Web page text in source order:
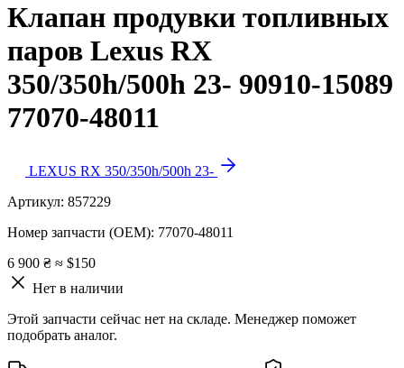
Клапан продувки топливных
паров Lexus RX
350/350h/500h 23- 90910-15089
77070-48011
LEXUS RX 350/350h/500h 23-
Артикул: 857229
Номер запчасти (OEM): 77070-48011
6 900 ₴ ≈ $150
Нет в наличии
Этой запчасти сейчас нет на складе. Менеджер поможет
подобрать аналог.